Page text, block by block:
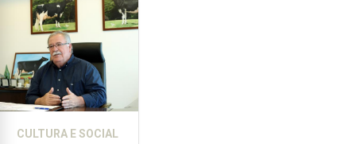
em
Biotecnologia
o
mestrado
em
CULTURA E SOCIAL